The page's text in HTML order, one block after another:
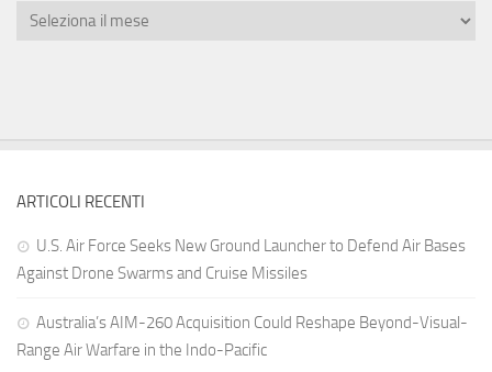
ARTICOLI RECENTI
U.S. Air Force Seeks New Ground Launcher to Defend Air Bases
Against Drone Swarms and Cruise Missiles
Australia’s AIM-260 Acquisition Could Reshape Beyond-Visual-
Range Air Warfare in the Indo-Pacific